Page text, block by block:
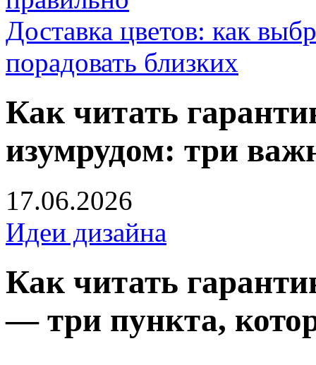
Доставка цветов: как
порадовать близких
Как читать
изумрудом: три
17.06.2026
Идеи дизайна
Как читать
— три пункта,